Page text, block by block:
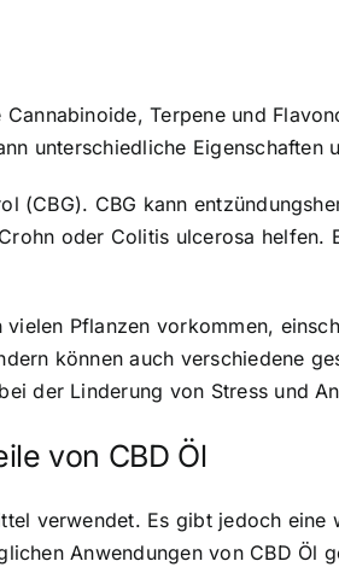
Cannabinoide, Terpene und
unterschiedliche Eigenschaften
(CBG). CBG kann
oder Colitis ulcerosa helfen.
Pflanzen vorkommen,
können auch verschiedene
der Linderung von Stress und
von CBD Öl
verwendet. Es gibt jedoch eine
Anwendungen von CBD Öl